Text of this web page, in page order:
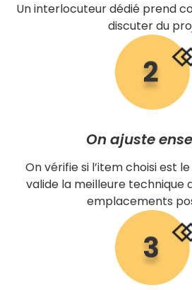
Un interlocuteur dédié prend
discuter du
On ajuste
On vérifie si l’item choisi est
valide la meilleure technique
emplacements